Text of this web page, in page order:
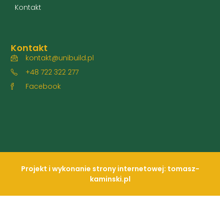
Kontakt
Kontakt
kontakt@unibuild.pl
+48 722 322 277
Facebook
Projekt i wykonanie strony internetowej: tomasz-
kaminski.pl